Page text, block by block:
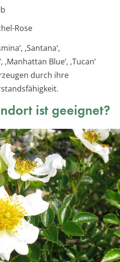
Rose
‚Santana‘,
‚Manhattan Blue‘, ‚Tucan‘
durch ihre
ist geeignet?